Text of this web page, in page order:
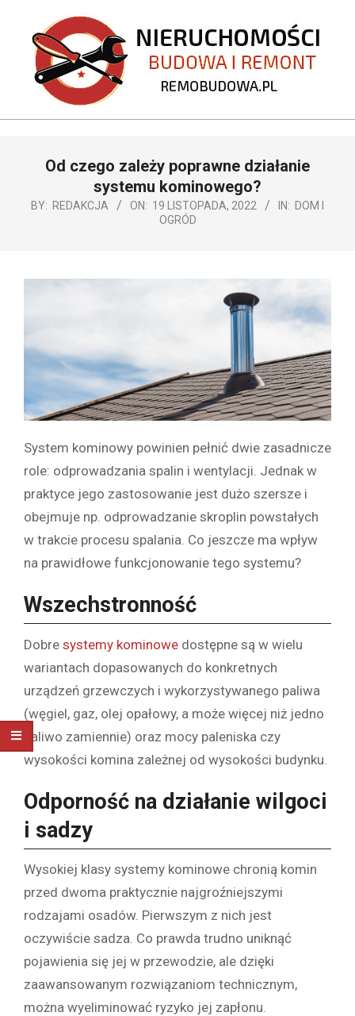
content
REMOBUDOWA.PL
NavigationOd czego zależy poprawne działanie
systemu kominowego?
BY: REDAKCJA ON: 19 LISTOPADA, 2022 IN: DOM I
OGRÓD
System kominowy powinien pełnić dwie zasadnicze
role: odprowadzania spalin i wentylacji. Jednak w
praktyce jego zastosowanie jest dużo szersze i
obejmuje np. odprowadzanie skroplin powstałych
w trakcie procesu spalania. Co jeszcze ma wpływ
na prawidłowe funkcjonowanie tego systemu?
Wszechstronność
Dobre systemy kominowe dostępne są w wielu
wariantach dopasowanych do konkretnych
urządzeń grzewczych i wykorzystywanego paliwa
(węgiel, gaz, olej opałowy, a może więcej niż jedno
paliwo zamiennie) oraz mocy paleniska czy
wysokości komina zależnej od wysokości budynku.
Odporność na działanie wilgoci
i sadzy
Wysokiej klasy systemy kominowe chronią komin
przed dwoma praktycznie najgroźniejszymi
rodzajami osadów. Pierwszym z nich jest
oczywiście sadza. Co prawda trudno uniknąć
pojawienia się jej w przewodzie, ale dzięki
zaawansowanym rozwiązaniom technicznym,
można wyeliminować ryzyko jej zapłonu.